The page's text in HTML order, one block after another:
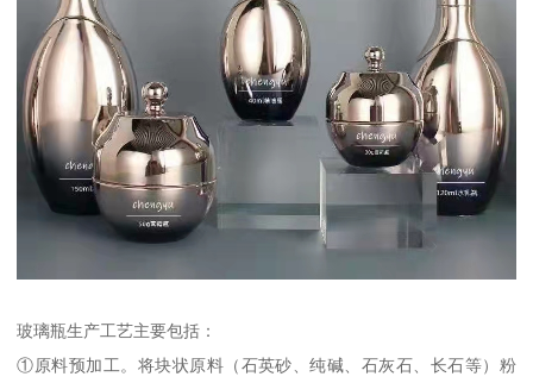
玻璃瓶生产工艺主要包括：
①原料预加工。将块状原料（石英砂、纯碱、石灰石、长石等）粉